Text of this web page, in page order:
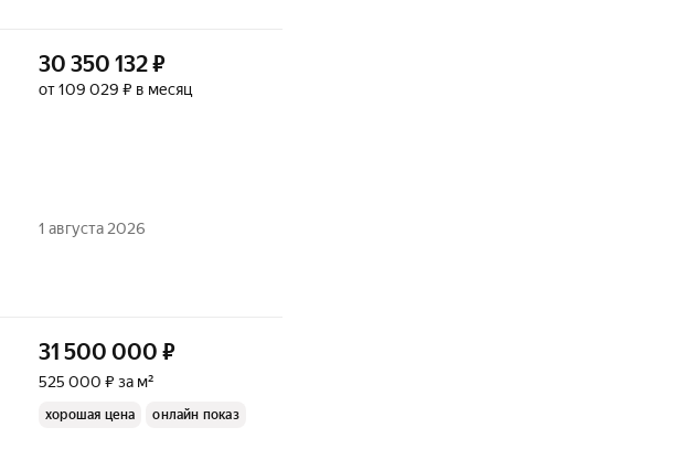
30 350 132₽
от 109 029 ₽ в месяц
1 августа 2026
31 500 000 ₽
525 000 ₽ за м²
хорошая цена онлайн показ